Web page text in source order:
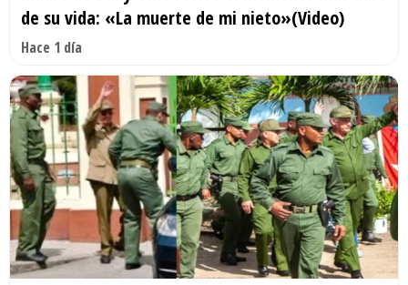
de su vida: «La muerte de mi nieto»(Video)
Hace 1 día